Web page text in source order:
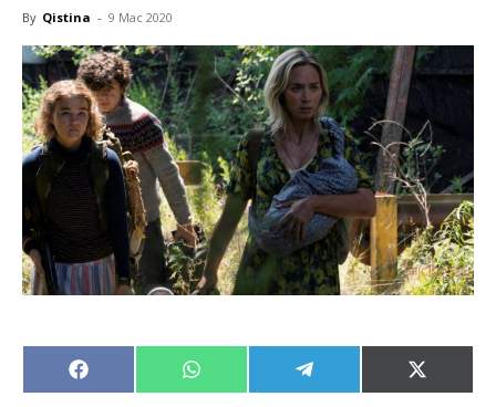
By Qistina - 9 Mac 2020
Share
on
Share
on
Share
on
Share
on